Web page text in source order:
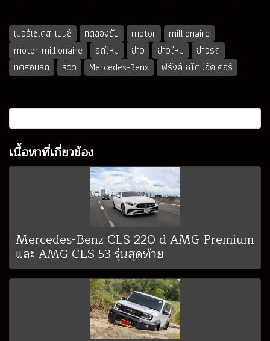
เมอร์เซเดส-เบนซ์ ทดลองขับ motor
millionaire
motor millionaire
รถใหม่ ข่าว ข่าวใหม่
ข่าวรถ
ทดสอบรถ
รีวิว Mercedes-Benz ฟรังค์ ชไตน์อัคเคอร์
เนื้อหาที่เกี่ยวข้อง
Mercedes-Benz CLS 220 d AMG Premium
และ AMG CLS 53 รุ่นสุดท้าย